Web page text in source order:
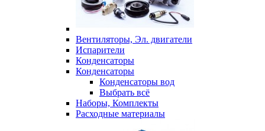
Вентиляторы, Эл. двигатели
Испарители
Конденсаторы
Конденсаторы
Конденсаторы вод
Выбрать всё
Наборы, Комплекты
Расходные материалы